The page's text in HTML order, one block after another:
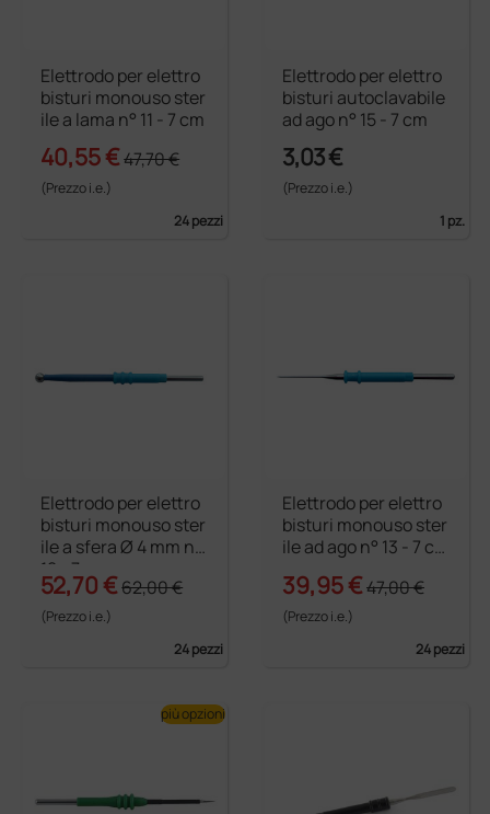
Elettrodo per elettro
bisturi monouso ster
ile a lama n° 11 - 7 cm
40,55 €47,70 €
(Prezzo i.e.)
24 pezzi
Elettrodo per elettro
bisturi autoclavabile
ad ago n° 15 - 7 cm
3,03 €
(Prezzo i.e.)
1 pz.
Elettrodo per elettro
bisturi monouso ster
ile a sfera Ø 4 mm n°
12 - 7 cm
52,70 €62,00 €
(Prezzo i.e.)
24 pezzi
Elettrodo per elettro
bisturi monouso ster
ile ad ago n° 13 - 7 c
39,95 €47,00 €
(Prezzo i.e.)
24 pezzi
più opzioni